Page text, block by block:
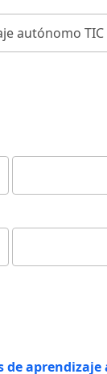
de